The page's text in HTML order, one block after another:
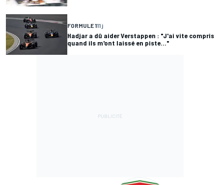
FORMULE 111 j
Hadjar a dû aider Verstappen : "J'ai vite compris
quand ils m'ont laissé en piste..."